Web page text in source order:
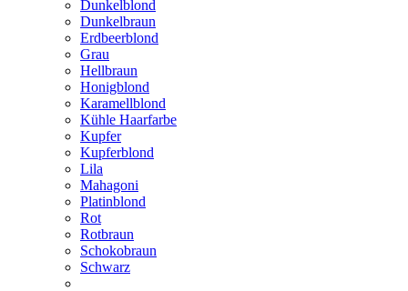
Dunkelblond
Dunkelbraun
Erdbeerblond
Grau
Hellbraun
Honigblond
Karamellblond
Kühle Haarfarbe
Kupfer
Kupferblond
Lila
Mahagoni
Platinblond
Rot
Rotbraun
Schokobraun
Schwarz